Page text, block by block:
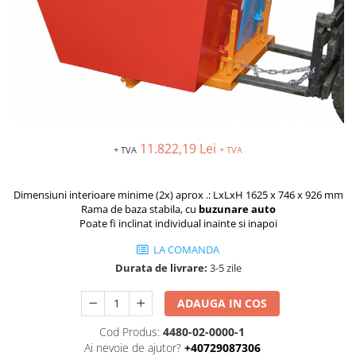
Rafturi
Suport / Stativ
Dulap substante chimice
Piese Transpalete
Scaune pentru utilaje și stivuitoare
Brate prelungitoare
Lama de zapada
Matura stivuitor
Sisteme de ridicare
Nacele
Tip AK - sistem abroll
Tip EXPO - basculare prin rulare
Tip BKM - basculare prin rulare
Solutii intretinere lant moto
Produse Liqui Moly
Liqui Moly 5w30
+ TVA 11.822,19 Lei + TVA
Dimensiuni interioare minime (2x) aprox .: LxLxH 1625 x 746 x 926 mm
Rama de baza stabila, cu buzunare auto
Poate fi inclinat individual inainte si inapoi
LA COMANDA
Durata de livrare: 3-5 zile
ADAUGA IN COS
Cod Produs: 4480-02-0000-1
Ai nevoie de ajutor? +40729087306